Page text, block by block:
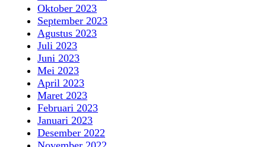
Oktober 2023
September 2023
Agustus 2023
Juli 2023
Juni 2023
Mei 2023
April 2023
Maret 2023
Februari 2023
Januari 2023
Desember 2022